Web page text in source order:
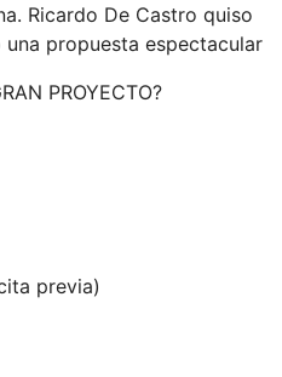
Ricardo De Castro quiso
propuesta espectacular
PROYECTO?
previa)